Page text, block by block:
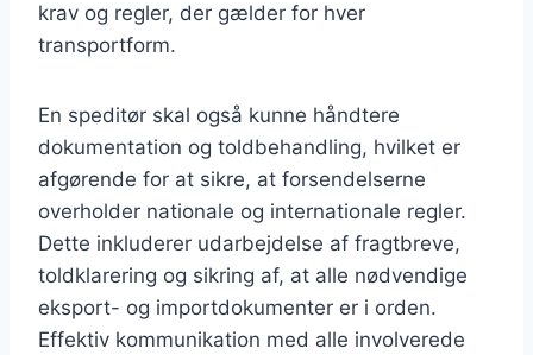
krav og regler, der gælder for hver
transportform.
En speditør skal også kunne håndtere
dokumentation og toldbehandling, hvilket er
afgørende for at sikre, at forsendelserne
overholder nationale og internationale regler.
Dette inkluderer udarbejdelse af fragtbreve,
toldklarering og sikring af, at alle nødvendige
eksport- og importdokumenter er i orden.
Effektiv kommunikation med alle involverede